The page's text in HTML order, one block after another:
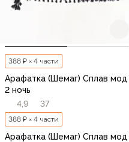
388 ₽ × 4 части
Арафатка (Шемаг) Сплав мод
2 ночь
4,9
37
388 ₽ × 4 части
Арафатка (Шемаг) Сплав мод